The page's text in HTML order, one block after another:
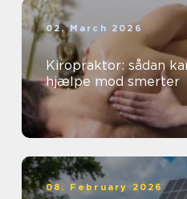
02. March 2026
Kiropraktor: sådan
hjælpe mod smerter
08. February 2026